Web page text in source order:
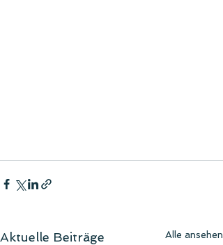
Aktuelle Beiträge Alle ansehen